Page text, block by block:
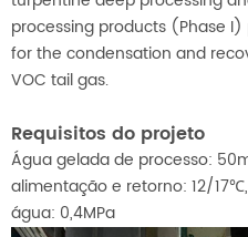
processing products (Phase
for the condensation and
VOC tail gas.
Requisitos do projeto
Água gelada de processo:
alimentação e retorno: 12/
água: 0,4MPa